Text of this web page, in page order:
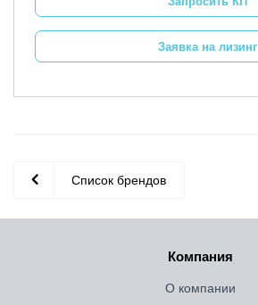
Заявка на лизинг
Список брендов
Компания
О компании